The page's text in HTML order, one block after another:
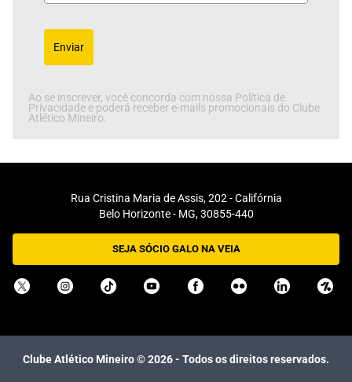
Enviar
Ao se inscrever, você concorda com nossa Política de
Privacidade e poderá receber e-mails promocionais do Clube
Atlético Mineiro.
Rua Cristina Maria de Assis, 202 - Califórnia
Belo Horizonte - MG, 30855-440
SEJA SÓCIO GALO NA VEIA
Clube Atlético Mineiro ©2026- Todos os direitos reservados.